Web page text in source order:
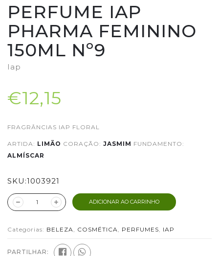
PERFUME IAP
PHARMA FEMININO
150ML Nº9
Iap
€12,15
FRAGRÂNCIAS IAP FLORAL
ARTIDA: LIMÃO CORAÇÃO: JASMIM FUNDAMENTO:
ALMÍSCAR
SKU:1003921
ADICIONAR AO CARRINHO
Categorias: BELEZA COSMÉTICA PERFUMES IAP
PARTILHAR: